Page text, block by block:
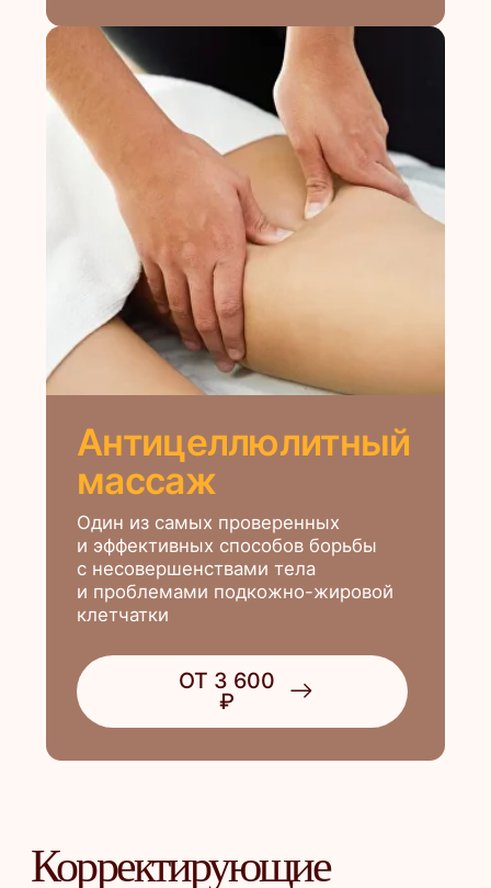
направленный на уменьшение
объемов живота и боков,
укрепление кожи, борьбу с
целлюлитом. Уменьшение объемов
до -5 см после первой процедуры.
ОТ 7 000 ₽
Детокс-капсула IYASHI
DOME
IYASHI DOME
Это уникальный японский детокс-
модуль, благодаря которому
вы сможете привести в порядок
мощный детокс, вывести